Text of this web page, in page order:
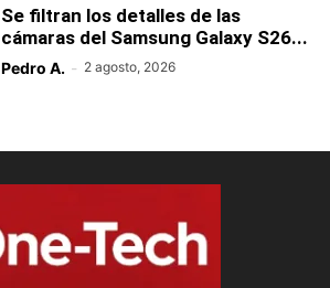
Se filtran los detalles de las
cámaras del Samsung Galaxy S26...
Pedro A. - 2 agosto, 2026